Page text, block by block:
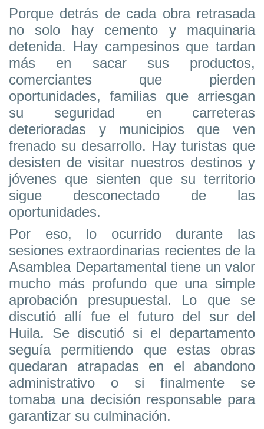
Porque detrás de cada obra retrasada
no solo hay cemento y maquinaria
detenida. Hay campesinos que tardan
más en sacar sus productos,
comerciantes que pierden
oportunidades, familias que arriesgan
su seguridad en carreteras
deterioradas y municipios que ven
frenado su desarrollo. Hay turistas que
desisten de visitar nuestros destinos y
jóvenes que sienten que su territorio
sigue desconectado de las
oportunidades.
Por eso, lo ocurrido durante las
sesiones extraordinarias recientes de la
Asamblea Departamental tiene un valor
mucho más profundo que una simple
aprobación presupuestal. Lo que se
discutió allí fue el futuro del sur del
Huila. Se discutió si el departamento
seguía permitiendo que estas obras
quedaran atrapadas en el abandono
administrativo o si finalmente se
tomaba una decisión responsable para
garantizar su culminación.